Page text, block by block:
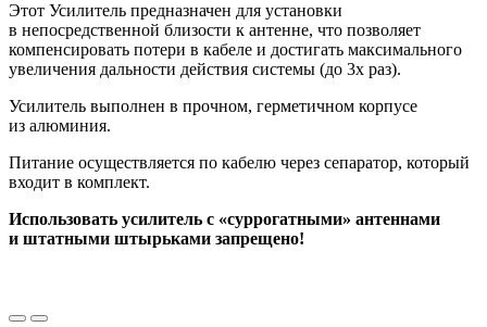
Этот Усилитель предназначен для установки
в непосредственной близости к антенне, что позволяет
компенсировать потери в кабеле и достигать максимального
увеличения дальности действия системы (до 3х раз).
Усилитель выполнен в прочном, герметичном корпусе
из алюминия.
Питание осуществляется по кабелю через сепаратор, который
входит в комплект.
Использовать усилитель с «суррогатными» антеннами
и штатными штырьками запрещено!